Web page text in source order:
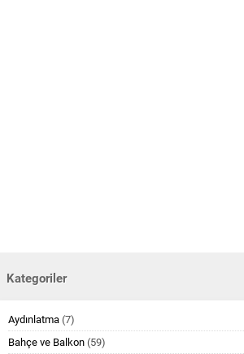
Kategoriler
Aydınlatma (7)
Bahçe ve Balkon (59)